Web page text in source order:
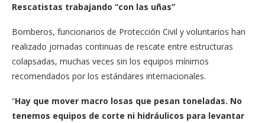
Rescatistas trabajando “con las uñas”
Bomberos, funcionarios de Protección Civil y voluntarios han
realizado jornadas continuas de rescate entre estructuras
colapsadas, muchas veces sin los equipos mínimos
recomendados por los estándares internacionales.
“Hay que mover macro losas que pesan toneladas. No
tenemos equipos de corte ni hidráulicos para levantar